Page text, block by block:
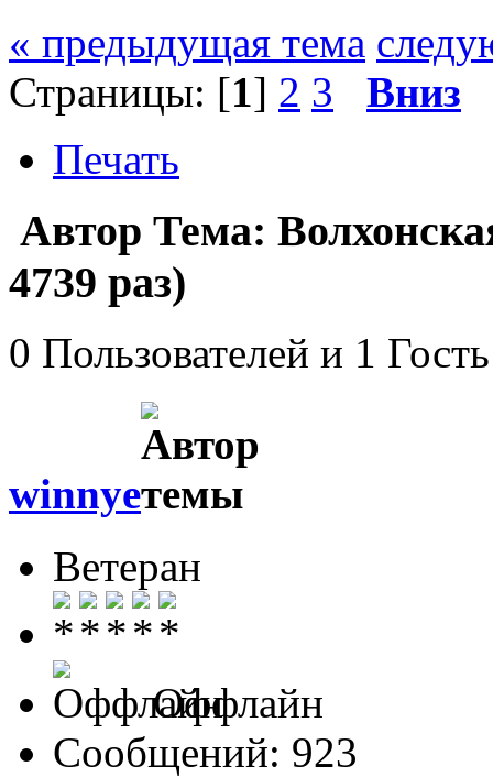
« предыдущая тема
Страницы: [1] 2 3
Вниз
Печать
Автор Тема:
4739 раз)
0 Пользователей и 1
winnye
Ветеран
Оффлайн
Сообщений: 923